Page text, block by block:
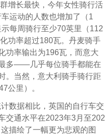
增长最快，今年女性骑行活
运动的人数也增加了（1
每周骑行至少70英里（112
功率超过180瓦。丹麦骑手
功率输出为196瓦，而意大
多——几乎每位骑手都能在
。当然，意大利骑手骑行距
公里）。
数据相比，英国的自行车交
交通水平在2023年3月至202
描绘了一幅更为悲观的图